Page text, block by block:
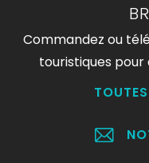
Commandez ou
touristiques